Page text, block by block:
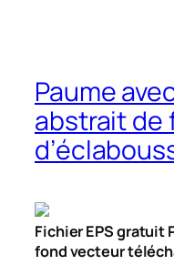
Paume
abstrait de
Fichier EPS gratuit
fond vecteur